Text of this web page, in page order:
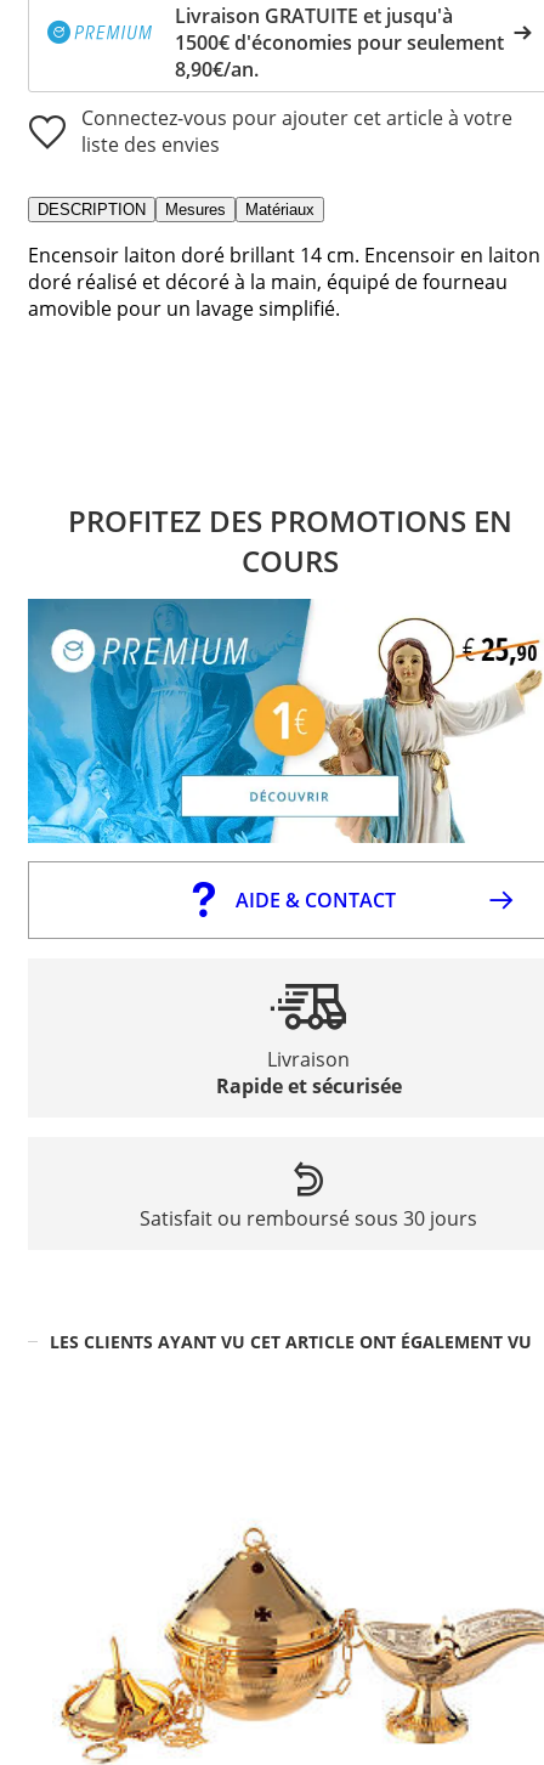
Livraison GRATUITE et jusqu'à
1500€ d'économies pour seulement
8,90€/an.
Connectez-vous pour ajouter cet article à votre
liste des envies
DESCRIPTION Mesures Matériaux
Encensoir laiton doré brillant 14 cm. Encensoir en laiton
doré réalisé et décoré à la main, équipé de fourneau
amovible pour un lavage simplifié.
PROFITEZ DES PROMOTIONS EN
COURS
AIDE & CONTACT
Livraison
Rapide et sécurisée
Satisfait ou remboursé sous 30 jours
LES CLIENTS AYANT VU CET ARTICLE ONT ÉGALEMENT VU